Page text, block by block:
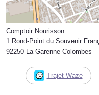
Comptoir Nourisson
1 Rond-Point du Souvenir
92250 La Garenne-Colombes
Trajet Waze